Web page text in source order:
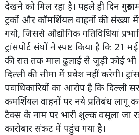
देखने को मिल रहा है। पहले ही दिन
ट्रकों और कॉमर्शियल वाहनों की संख्या
गयी, जिससे औद्योगिक गतिविधियां
ट्रांसपोर्ट संघों ने स्पष्ट किया है कि 21
की रात तक माल ढुलाई से जुड़ी कोई भी
दिल्ली की सीमा में प्रवेश नहीं करेगी।
पदाधिकारियों का आरोप है कि दिल्ली
कमर्शियल वाहनों पर नये प्रतिबंध लागू
टैक्स के नाम पर भारी शुल्क वसूला जा
कारोबार संकट में पहुंच गया है।